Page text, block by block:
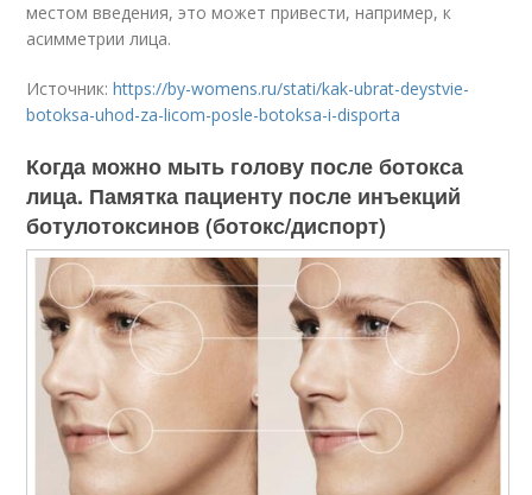
местом введения, это может привести, например, к
асимметрии лица.
Источник:https://by-womens.ru/stati/kak-ubrat-deystvie-
botoksa-uhod-za-licom-posle-botoksa-i-disporta
Когда можно мыть голову после ботокса
лица. Памятка пациенту после инъекций
ботулотоксинов (ботокс/диспорт)